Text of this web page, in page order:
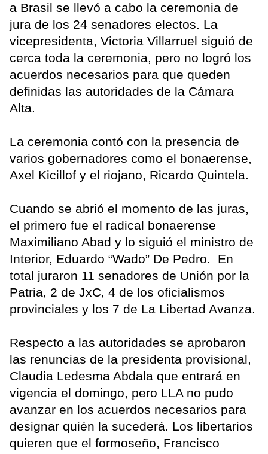
a Brasil se llevó a cabo la ceremonia de
jura de los 24 senadores electos. La
vicepresidenta, Victoria Villarruel siguió de
cerca toda la ceremonia, pero no logró los
acuerdos necesarios para que queden
definidas las autoridades de la Cámara
Alta.
La ceremonia contó con la presencia de
varios gobernadores como el bonaerense,
Axel Kicillof y el riojano, Ricardo Quintela.
Cuando se abrió el momento de las juras,
el primero fue el radical bonaerense
Maximiliano Abad y lo siguió el ministro de
Interior, Eduardo “Wado” De Pedro. En
total juraron 11 senadores de Unión por la
Patria, 2 de JxC, 4 de los oficialismos
provinciales y los 7 de La Libertad Avanza.
Respecto a las autoridades se aprobaron
las renuncias de la presidenta provisional,
Claudia Ledesma Abdala que entrará en
vigencia el domingo, pero LLA no pudo
avanzar en los acuerdos necesarios para
designar quién la sucederá. Los libertarios
quieren que el formoseño, Francisco